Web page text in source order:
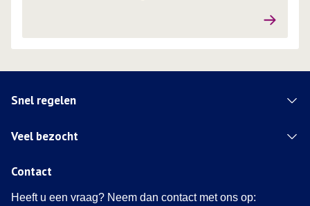
Snel regelen
Veel bezocht
Contact
Heeft u een vraag? Neem dan contact met ons op: